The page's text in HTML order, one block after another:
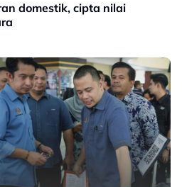
domestik, cipta nilai